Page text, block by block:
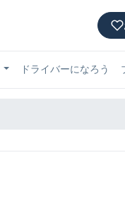
ドライバーになろう